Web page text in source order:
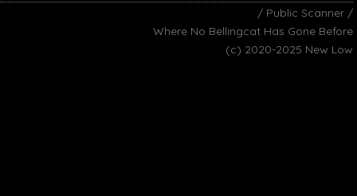
/ Public Scanner /
Where No Bellingcat Has Gone Before
(c) 2020-2025 New Low